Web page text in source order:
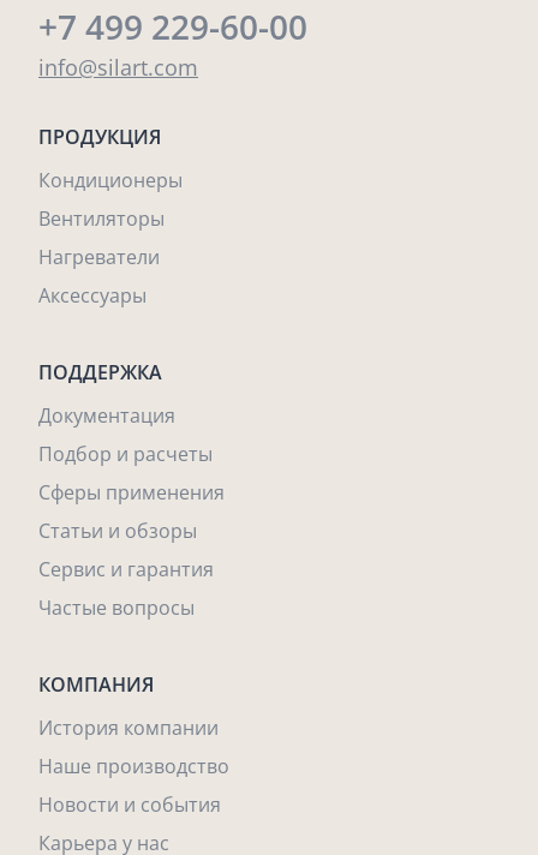
+7 499 229-60-00
info@silart.com
ПРОДУКЦИЯ
Кондиционеры
Вентиляторы
Нагреватели
Аксессуары
ПОДДЕРЖКА
Документация
Подбор и расчеты
Сферы применения
Статьи и обзоры
Сервис и гарантия
Частые вопросы
КОМПАНИЯ
История компании
Наше производство
Новости и события
Карьера у нас